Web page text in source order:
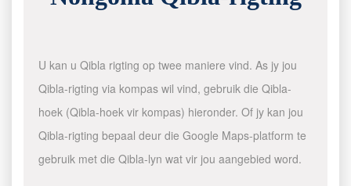
U kan u Qibla rigting op twee maniere vind. As jy jou
Qibla-rigting via kompas wil vind, gebruik die Qibla-
hoek (Qibla-hoek vir kompas) hieronder. Of jy kan jou
Qibla-rigting bepaal deur die Google Maps-platform te
gebruik met die Qibla-lyn wat vir jou aangebied word.